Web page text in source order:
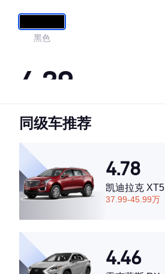
黑色
4.39
·外观表现较为优秀，优于91%同级车
·空间表现一般，低于82%同级车
同级车推荐
4.78
凯迪拉克 XT5
37.99-45.99万
4.46